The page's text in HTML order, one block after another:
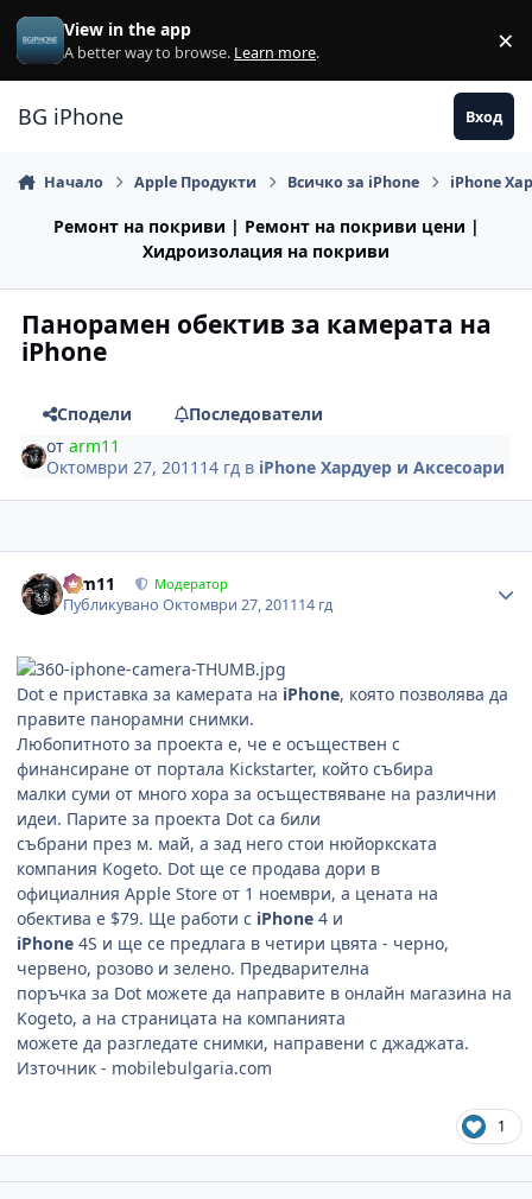
Премини към съдържанието
View in the app
A better way to browse. Learn more. ×
BG iPhone Вход
Начало Apple Продукти Всичко за iPhone iPhone
Ремонт на покриви | Ремонт на покриви цени |
Хидроизолация на покриви
Панорамен обектив за камерата на
iPhone
Сподели
Последователи
отarm11
Октомври 27, 2011 14 гд в iPhone Хардуер и Аксесоари
arm11 Модератор
ПубликуваноОктомври 27, 201114 гд
Dot е приставка за камерата на iPhone, която позволява да
правите панорамни снимки.
Любопитното за проекта е, че е осъществен с
финансиране от портала Kickstarter, който събира
малки суми от много хора за осъществяване на различни
идеи. Парите за проекта Dot са били
събрани през м. май, а зад него стои нюйоркската
компания Kogeto. Dot ще се продава дори в
официалния Apple Store от 1 ноември, а цената на
обектива е $79. Ще работи с iPhone 4 и
iPhone 4S и ще се предлага в четири цвята - черно,
червено, розово и зелено. Предварителна
поръчка за Dot можете да направите в онлайн магазина на
Kogeto, а на страницата на компанията
можете да разгледате снимки, направени с джаджата.
Източник - mobilebulgaria.com
1